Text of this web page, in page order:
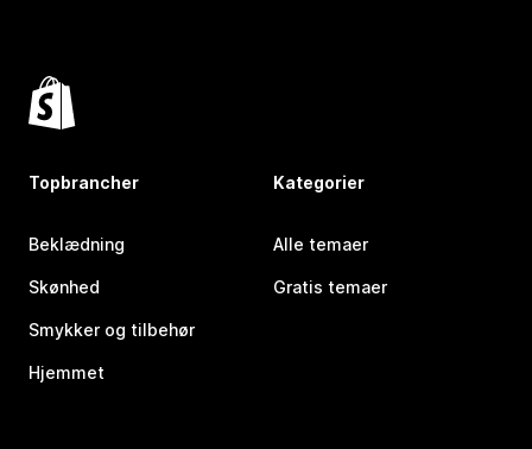
Topbrancher
Beklædning
Skønhed
Smykker og tilbehør
Hjemmet
Kategorier
Alle temaer
Gratis temaer